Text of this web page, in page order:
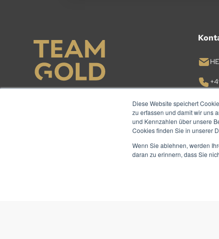
Diese Website speichert
zu erfassen und damit wir uns
und Kennzahlen über unsere
Cookies finden Sie in unserer
Wenn Sie ablehnen, werden
daran zu erinnern, dass Sie